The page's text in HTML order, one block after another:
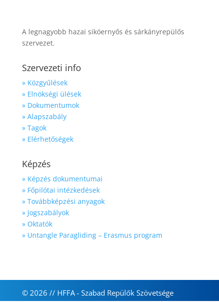
A legnagyobb hazai sikóernyős és sárkányrepülős
szervezet.
Szervezeti info
» Közgyűlések
» Elnökségi ülések
» Dokumentumok
» Alapszabály
» Tagok
» Elérhetőségek
Képzés
» Képzés dokumentumai
» Főpilótai intézkedések
» Továbbképzési anyagok
» Jogszabályok
» Oktatók
» Untangle Paragliding – Erasmus program
© 2026 // HFFA - Szabad Repülők Szövetsége